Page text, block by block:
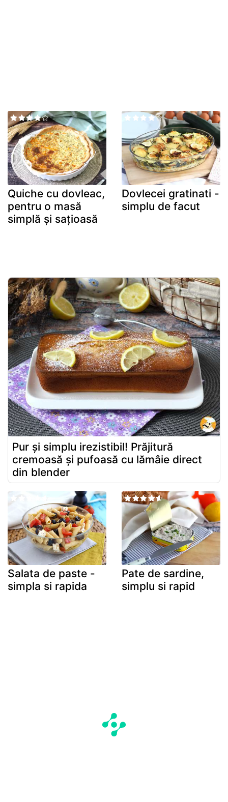
Quiche cu dovleac,
pentru o masă
simplă și sațioasă
Dovlecei gratinati -
simplu de facut
Pur și simplu irezistibil! Prăjitură
cremoasă și pufoasă cu lămâie direct
din blender
Salata de paste -
simpla si rapida
Pate de sardine,
simplu si rapid